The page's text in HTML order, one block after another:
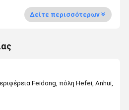
Δείτε περισσότερων
Feidong, πόλη Hefei, Anhui,